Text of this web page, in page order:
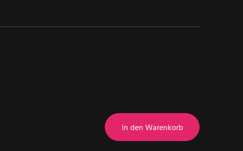
In den Warenkorb